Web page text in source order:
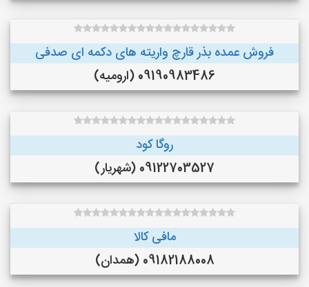
فروش عمده بذر قارچ واریته های دکمه ای صدفی
09190983486 (ارومیه)
روگا کود
09122703527 (شهریار)
مافی کالا
09182188008 (همدان)